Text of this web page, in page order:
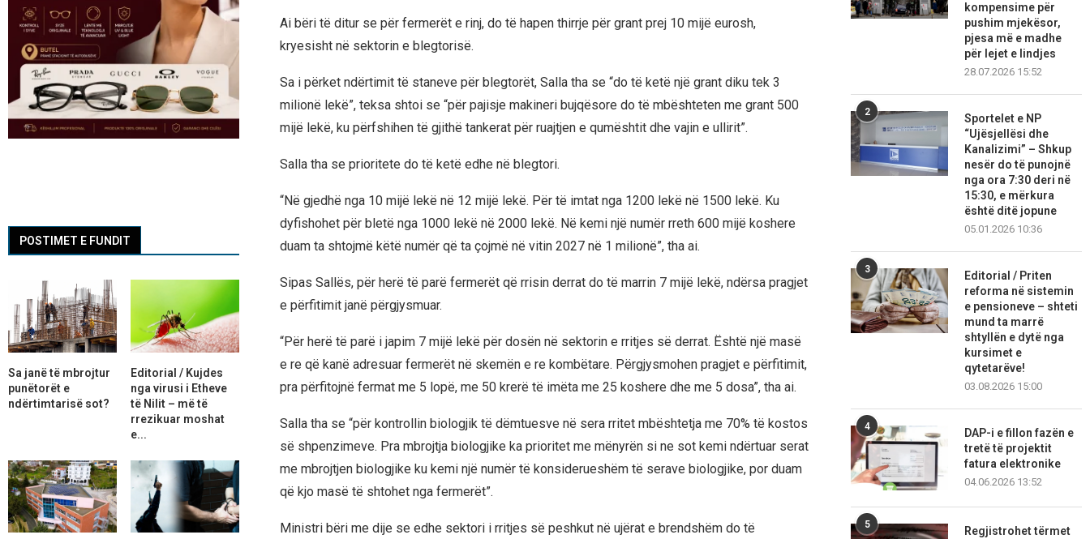
Ai bëri të ditur se për fermerët e rinj, do të hapen thirrje për grant prej 10 mijë eurosh,
kryesisht në sektorin e blegtorisë.
Sa i përket ndërtimit të staneve për blegtorët, Salla tha se “do të ketë një grant diku tek 3
milionë lekë”, teksa shtoi se “për pajisje makineri bujqësore do të mbështeten me grant 500
mijë lekë, ku përfshihen të gjithë tankerat për ruajtjen e qumështit dhe vajin e ullirit”.
Salla tha se prioritete do të ketë edhe në blegtori.
“Në gjedhë nga 10 mijë lekë në 12 mijë lekë. Për të imtat nga 1200 lekë në 1500 lekë. Ku
dyfishohet për bletë nga 1000 lekë në 2000 lekë. Në kemi një numër rreth 600 mijë koshere
duam ta shtojmë këtë numër që ta çojmë në vitin 2027 në 1 milionë”, tha ai.
Sipas Sallës, për herë të parë fermerët që rrisin derrat do të marrin 7 mijë lekë, ndërsa pragjet
e përfitimit janë përgjysmuar.
“Për herë të parë i japim 7 mijë lekë për dosën në sektorin e rritjes së derrat. Është një masë
e re që kanë adresuar fermerët në skemën e re kombëtare. Përgjysmohen pragjet e përfitimit,
pra përfitojnë fermat me 5 lopë, me 50 krerë të imëta me 25 koshere dhe me 5 dosa”, tha ai.
Salla tha se “për kontrollin biologjik të dëmtuesve në sera rritet mbështetja me 70% të kostos
së shpenzimeve. Pra mbrojtja biologjike ka prioritet me mënyrën si ne sot kemi ndërtuar serat
me mbrojtjen biologjike ku kemi një numër të konsiderueshëm të serave biologjike, por duam
që kjo masë të shtohet nga fermerët”.
Ministri bëri me dije se edhe sektori i rritjes së peshkut në ujërat e brendshëm do të
kompensime për
pushim mjekësor,
pjesa më e madhe
për lejet e lindjes
28.07.2026 15:52
2
Sportelet e NP
“Ujësjellësi dhe
Kanalizimi” – Shkup
nesër do të punojnë
nga ora 7:30 deri në
15:30, e mërkura
është ditë jopune
05.01.2026 10:36
3
Editorial / Priten
reforma në sistemin
e pensioneve – shteti
mund ta marrë
shtyllën e dytë nga
kursimet e
qytetarëve!
03.08.2026 15:00
4
DAP-i e fillon fazën e
tretë të projektit
fatura elektronike
04.06.2026 13:52
5
Regjistrohet tërmet
POSTIMET E FUNDIT
Sa janë të mbrojtur
punëtorët e
ndërtimtarisë sot?
Editorial / Kujdes
nga virusi i Etheve
të Nilit – më të
rrezikuar moshat
e...